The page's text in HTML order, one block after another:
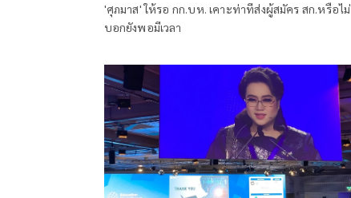
'ศุภมาส' ให้รอ กก.บห. เคาะท่าทีส่งผู้สมัคร สก.หรือไม่
บอกยังพอมีเวลา